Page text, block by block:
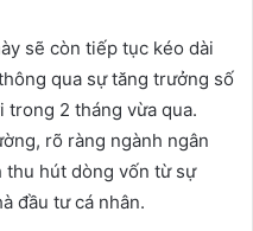
sẽ còn tiếp tục kéo dài
qua sự tăng trưởng số
trong 2 tháng vừa qua.
rõ ràng ngành ngân
thu hút dòng vốn từ sự
đầu tư cá nhân.